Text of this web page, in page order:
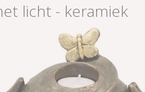
licht - keramiek